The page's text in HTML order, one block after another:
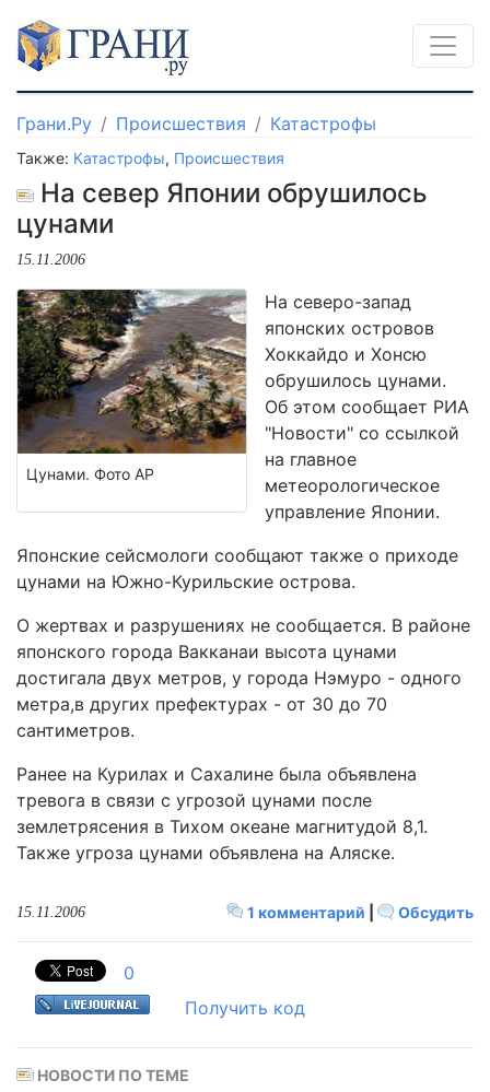
Грани.Ру Происшествия Катастрофы
Также: Катастрофы, Происшествия
На север Японии обрушилось
цунами
15.11.2006
Цунами. Фото АР
На северо-запад
японских островов
Хоккайдо и Хонсю
обрушилось цунами.
Об этом сообщает РИА
"Новости" со ссылкой
на главное
метеорологическое
управление Японии.
Японские сейсмологи сообщают также о приходе
цунами на Южно-Курильские острова.
О жертвах и разрушениях не сообщается. В районе
японского города Вакканаи высота цунами
достигала двух метров, у города Нэмуро - одного
метра,в других префектурах - от 30 до 70
сантиметров.
Ранее на Курилах и Сахалине была объявлена
тревога в связи с угрозой цунами после
землетрясения в Тихом океане магнитудой 8,1.
Также угроза цунами объявлена на Аляске.
1 комментарий Обсудить
15.11.2006
0
Получить код
НОВОСТИ ПО ТЕМЕ